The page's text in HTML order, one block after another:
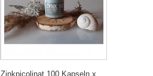
Zinkpicolinat 100 Kapseln x